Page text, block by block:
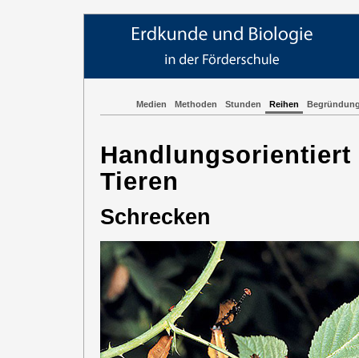
Medien Methoden Stunden Reihen
Tieren
Schrecken